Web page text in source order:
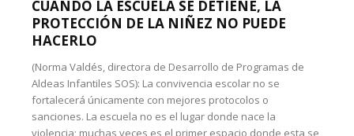
CUANDO LA ESCUELA SE DETIENE, LA
PROTECCIÓN DE LA NIÑEZ NO PUEDE
HACERLO
(Norma Valdés, directora de Desarrollo de Programas de
Aldeas Infantiles SOS): La convivencia escolar no se
fortalecerá únicamente con mejores protocolos o
sanciones. La escuela no es el lugar donde nace la
violencia; muchas veces es el primer espacio donde esta se